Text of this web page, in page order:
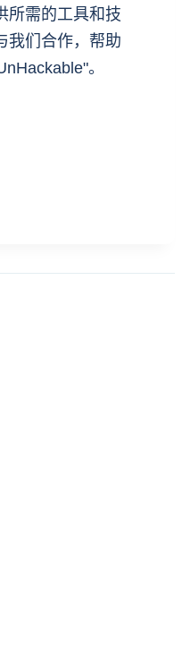
所需的工具和技
我们合作，帮助
。